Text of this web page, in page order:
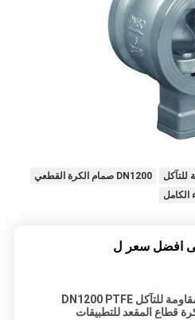
للتآكل
DN1200 صمام الكرة القطعي
الكامل
افضل سعر ل
المواد المقاومة للتآكل DN1200 PTFE
قطاع المقعد للتطبيقات